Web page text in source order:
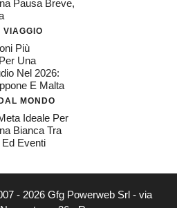
Pausa Breve,
VIAGGIO
Più
Una
Nel 2026:
E Malta
MONDO
Ideale Per
Bianca Tra
Eventi
- 2026 Gfg Powerweb Srl - via